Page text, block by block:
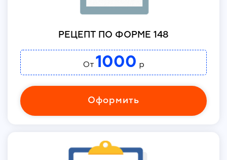
РЕЦЕПТ ПО ФОРМЕ 148
От 1000 р
Оформить